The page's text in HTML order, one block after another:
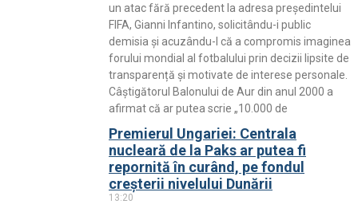
un atac fără precedent la adresa președintelui
FIFA, Gianni Infantino, solicitându-i public
demisia și acuzându-l că a compromis imaginea
forului mondial al fotbalului prin decizii lipsite de
transparență și motivate de interese personale.
Câștigătorul Balonului de Aur din anul 2000 a
afirmat că ar putea scrie „10.000 de
Premierul Ungariei: Centrala
nucleară de la Paks ar putea fi
repornită în curând, pe fondul
creșterii nivelului Dunării
13:20